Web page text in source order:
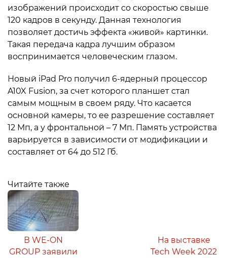
изображений происходит со скоростью свыше
120 кадров в секунду. Данная технология
позволяет достичь эффекта «живой» картинки.
Такая передача кадра лучшим образом
воспринимается человеческим глазом.
Новый iPad Pro получил 6-ядерный процессор
A10X Fusion, за счет которого планшет стал
самым мощным в своем ряду. Что касается
основной камеры, то ее разрешение составляет
12 Мп, а у фронтальной – 7 Мп. Память устройства
варьируется в зависимости от модификации и
составляет от 64 до 512 Гб.
Читайте также
В WE-ON
GROUP заявили
На выставке
Tech Week 2022